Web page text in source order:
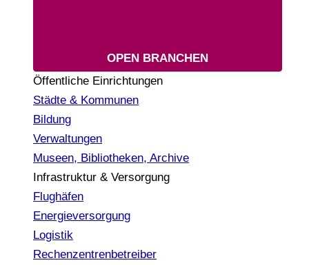
OPEN BRANCHEN
Öffentliche Einrichtungen
Städte & Kommunen
Bildung
Verwaltungen
Museen, Bibliotheken, Archive
Infrastruktur & Versorgung
Flughäfen
Energieversorgung
Logistik
Rechenzentrenbetreiber